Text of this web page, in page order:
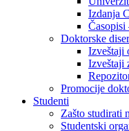
Izdanja
Doktorske
Izveštaji
Izveštaji
Promocije
Studenti
Zašto studirati
Studentski